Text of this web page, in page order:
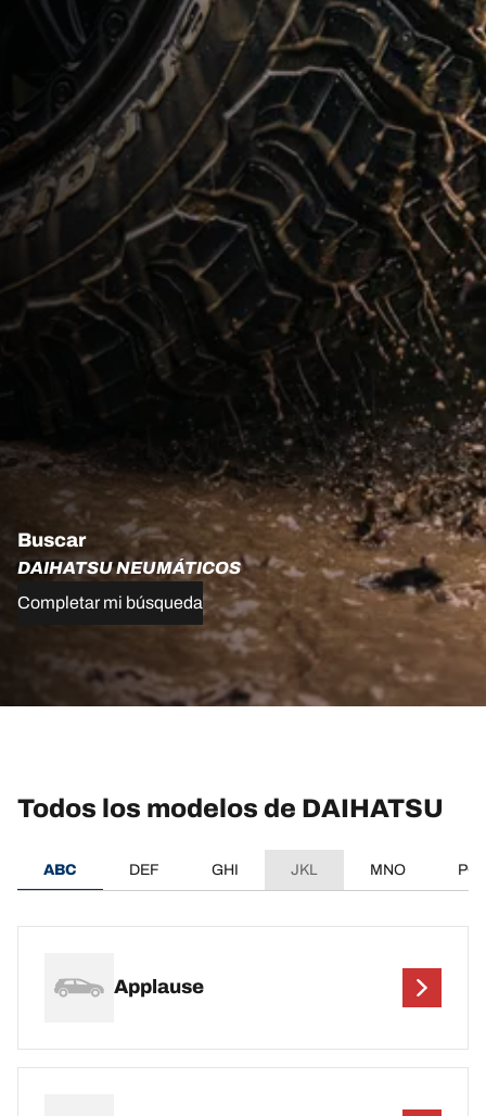
Buscar
DAIHATSU NEUMÁTICOS
Completar mi búsqueda
Todos los modelos de DAIHATSU
ABC DEF GHI JKL MNO
Applause